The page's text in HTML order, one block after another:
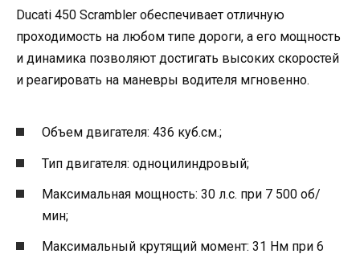
Ducati 450 Scrambler обеспечивает отличную
проходимость на любом типе дороги, а его мощность
и динамика позволяют достигать высоких скоростей
и реагировать на маневры водителя мгновенно.
Объем двигателя: 436 куб.см.;
Тип двигателя: одноцилиндровый;
Максимальная мощность: 30 л.с. при 7 500 об/
мин;
Максимальный крутящий момент: 31 Нм при 6